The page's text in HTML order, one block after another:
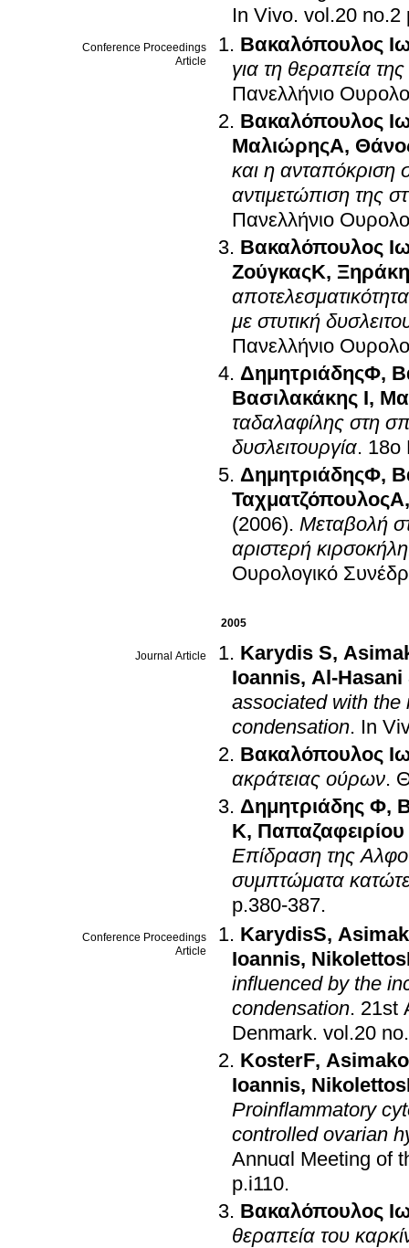
In Vivo.
Conference Proceedings
Article
Βακαλόπουλος
για τη θεραπεία
Πανελλήνιο
Βακαλόπουλος
ΜαλιώρηςΑ,
και η ανταπόκριση
αντιμετώπιση της
Πανελλήνιο
Βακαλόπουλος
ΖούγκαςΚ,
με στυτική
Πανελλήνιο
ΔημητριάδηςΦ,
Βασιλακάκης Ι,
ταδαλαφίλης στη
δυσλειτουργία. 18ο
ΔημητριάδηςΦ,
ΤαχματζόπουλοςΑ
(2006). Μεταβολή
αριστερή
Ουρολογικό
2005
Journal Article Karydis S,
Ioannis, Al-Hasani
associated with the
condensation. In
Βακαλόπουλος
ακράτειας ούρων.
Δημητριάδης Φ,
Κ,
Επίδραση της
συμπτώματα
p.380-387.
Conference Proceedings
Article
KarydisS,
Ioannis,
influenced by the
condensation.
Denmark.
KosterF,
Ioannis,
Proinflammatory
controlled ovarian
Annuαl Meeting οf
p.i110.
Βακαλόπουλος
θεραπεία του